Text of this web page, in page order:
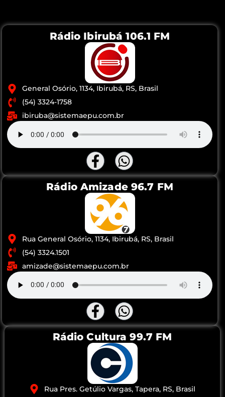
Rádio Ibirubá 106.1 FM
General Osório, 1134, Ibirubá, RS, Brasil
(54) 3324-1758
ibiruba@sistemaepu.com.br
Rádio Amizade 96.7 FM
Rua General Osório, 1134, Ibirubá, RS, Brasil
(54) 3324.1501
amizade@sistemaepu.com.br
Rádio Cultura 99.7 FM
Rua Pres. Getúlio Vargas, Tapera, RS, Brasil